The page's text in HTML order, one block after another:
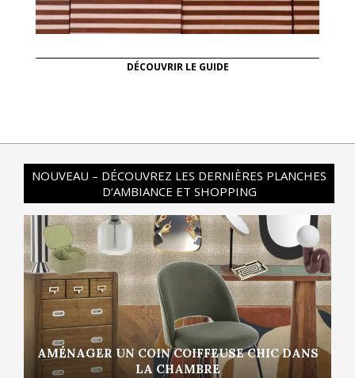
DÉCOUVRIR LE GUIDE
NOUVEAU – DÉCOUVREZ LES DERNIÈRES PLANCHES
D’AMBIANCE ET SHOPPING
AMÉNAGER UN COIN COIFFEUSE CHIC DANS
LA CHAMBRE